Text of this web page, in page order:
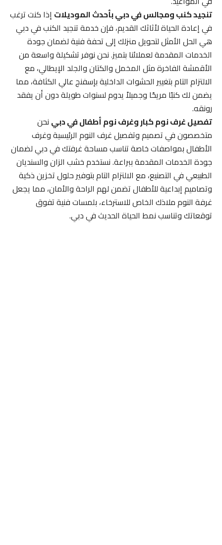
تنجيد كنب ومجالس في دبي بأحدث الموديلاتإذا كنت ترغب
في إعادة الحياة لأثاثك القديم، فإن خدمة تنجيد الكنب في دبي
هي الحل الأمثل لتحويل منزلك إلى تحفة فنية لضمان جودة
الخدمات المقدمة لعملائنا بتميز. نحن نوفر تشكيلة واسعة من
الأقمشة الفاخرة مثل المخمل والكتان والجلد الإيطالي، مع
الالتزام التام بتغيير الحشوات الداخلية بإسفنج عالي الكثافة، مما
يضمن لك كنبًا مريحًا وجميلاً يدوم لسنوات طويلة دون أن يفقد
رونقه.
تفصيل غرف نوم كبار وغرف نوم أطفال في دبينحن
متخصصون في تصميم وتفصيل غرف النوم الرئيسية وغرف
الأطفال بمواصفات خاصة تناسب مساحة غرفتك في دبي لضمان
جودة الخدمات المقدمة ببراعة. نستخدم خشب الزان والسنديان
الطبيعي في التصنيع، مع الالتزام التام بتوفير حلول تخزين ذكية
وتصاميم إبداعية للأطفال تضمن لهم الراحة والأمان، مما يجعل
غرفة النوم ملاذك الخاص للاسترخاء، بلمسات فنية تفوق
توقعاتك وتناسب نمط الحياة الحديث في دبي.